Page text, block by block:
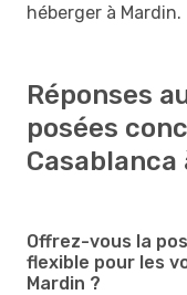
héberger à Mardin.
Réponses
posées
Casablanca
Offrez-vous la
flexible pour les
Mardin ?